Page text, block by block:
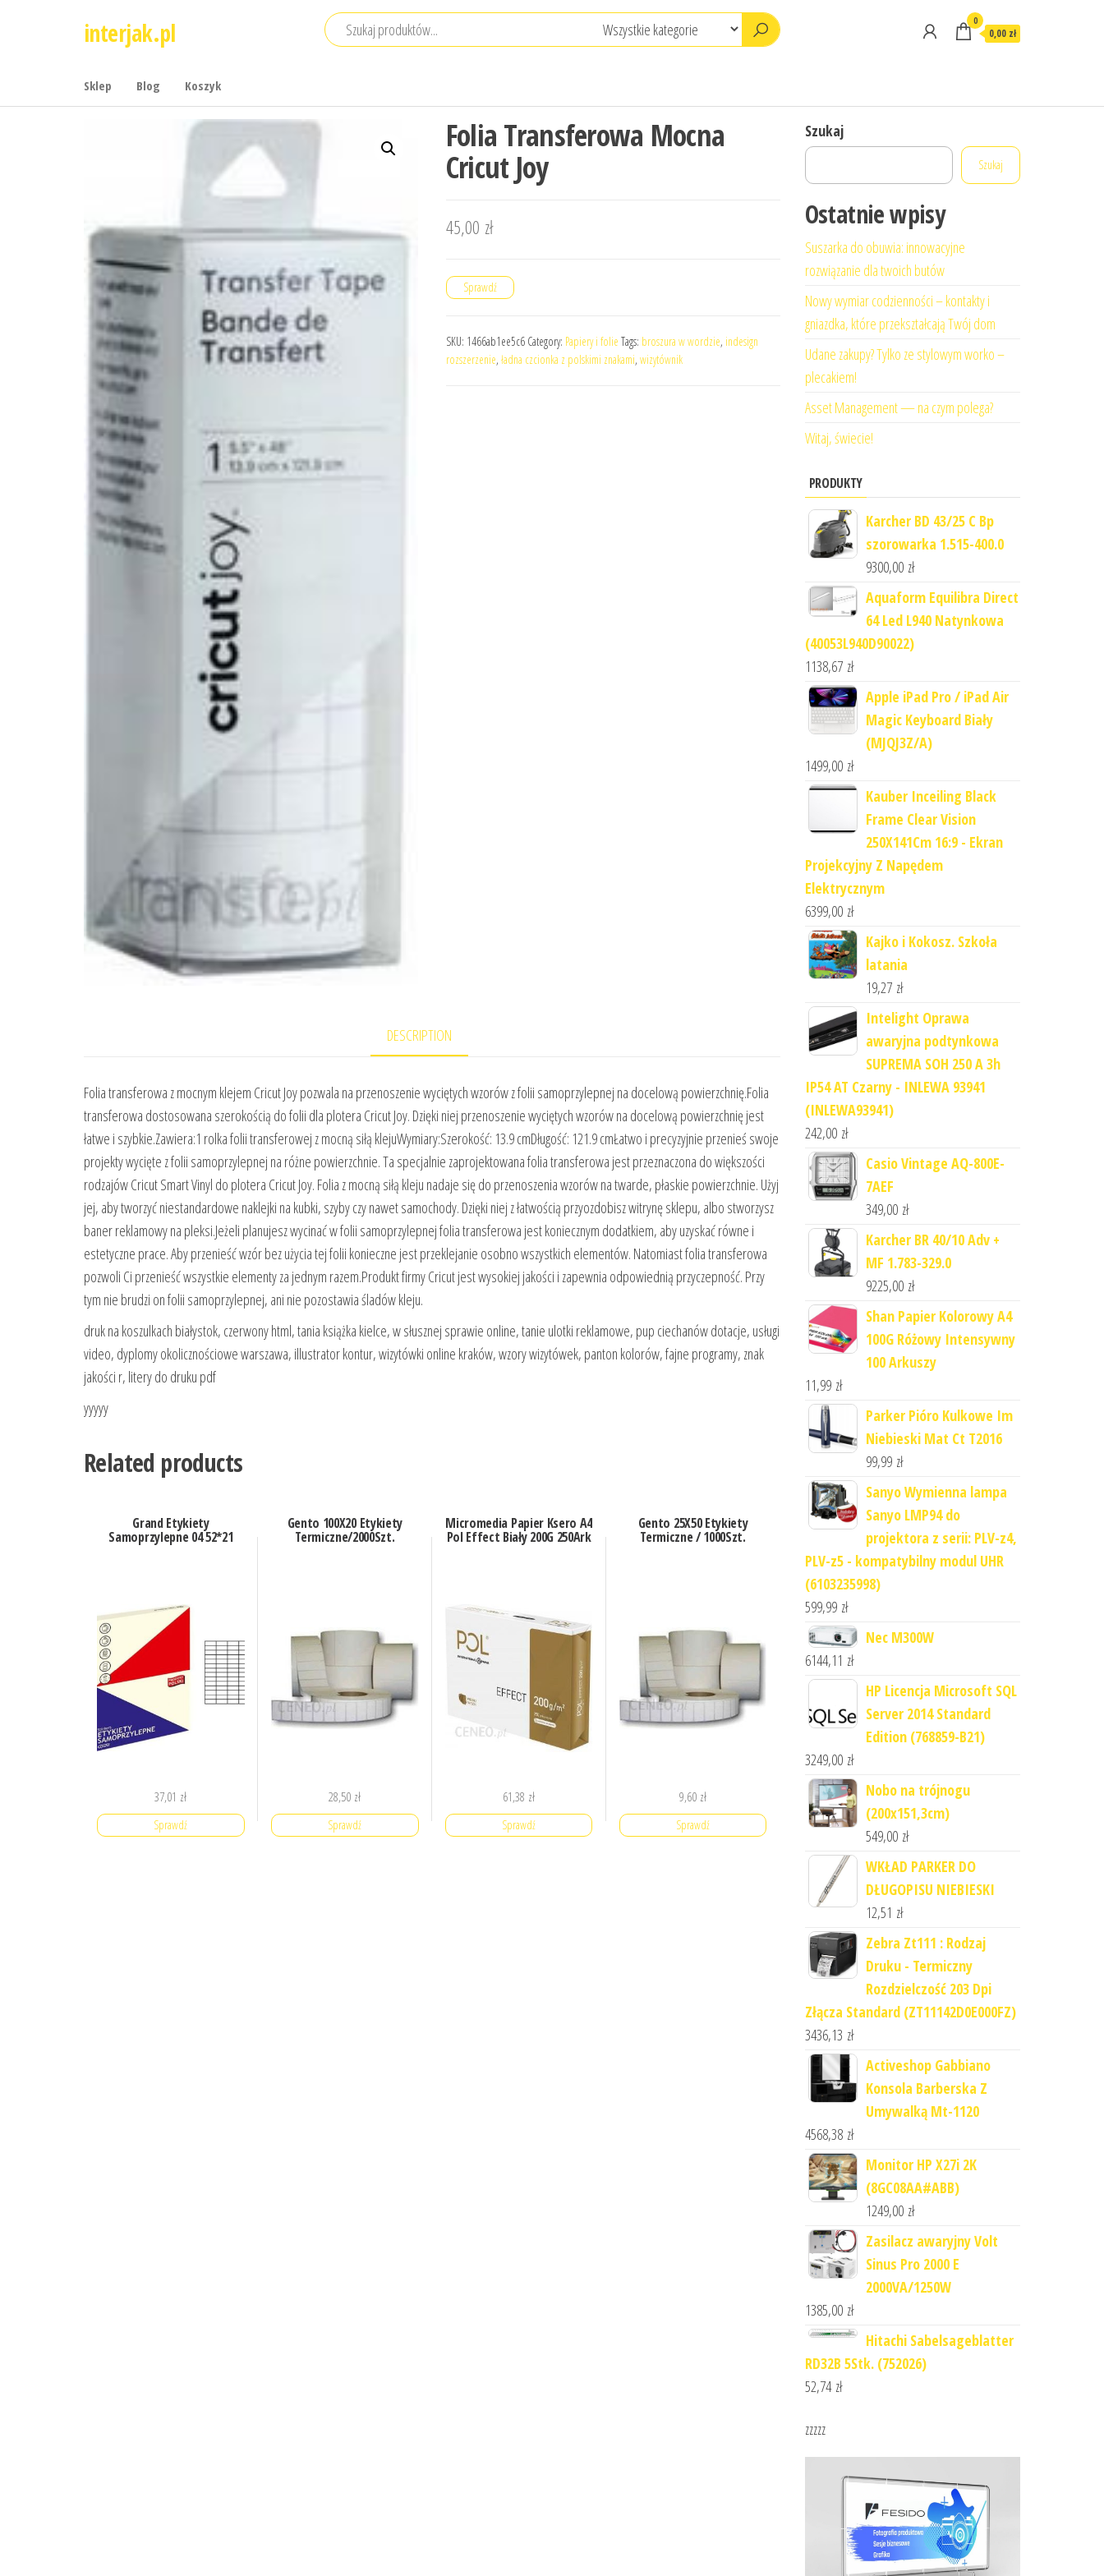
interjak.pl 0
0,00 zł
Sklep Blog Koszyk
Folia Transferowa Mocna
Cricut Joy
45,00 zł
Sprawdź
SKU: 1466ab1ee5c6 Category: Papiery i folie Tags: broszura w wordzie, indesign
rozszerzenie, ładna czcionka z polskimi znakami, wizytównik
DESCRIPTION
Folia transferowa z mocnym klejem Cricut Joy pozwala na przenoszenie wyciętych wzorów z folii samoprzylepnej na docelową powierzchnię.Folia
transferowa dostosowana szerokością do folii dla plotera Cricut Joy. Dzięki niej przenoszenie wyciętych wzorów na docelową powierzchnię jest
łatwe i szybkie.Zawiera:1 rolka folii transferowej z mocną siłą klejuWymiary:Szerokość: 13.9 cmDługość: 121.9 cmŁatwo i precyzyjnie przenieś swoje
projekty wycięte z folii samoprzylepnej na różne powierzchnie. Ta specjalnie zaprojektowana folia transferowa jest przeznaczona do większości
rodzajów Cricut Smart Vinyl do plotera Cricut Joy. Folia z mocną siłą kleju nadaje się do przenoszenia wzorów na twarde, płaskie powierzchnie. Użyj
jej, aby tworzyć niestandardowe naklejki na kubki, szyby czy nawet samochody. Dzięki niej z łatwością przyozdobisz witrynę sklepu, albo stworzysz
baner reklamowy na pleksi.Jeżeli planujesz wycinać w folii samoprzylepnej folia transferowa jest koniecznym dodatkiem, aby uzyskać równe i
estetyczne prace. Aby przenieść wzór bez użycia tej folii konieczne jest przeklejanie osobno wszystkich elementów. Natomiast folia transferowa
pozwoli Ci przenieść wszystkie elementy za jednym razem.Produkt firmy Cricut jest wysokiej jakości i zapewnia odpowiednią przyczepność. Przy
tym nie brudzi on folii samoprzylepnej, ani nie pozostawia śladów kleju.
druk na koszulkach białystok, czerwony html, tania książka kielce, w słusznej sprawie online, tanie ulotki reklamowe, pup ciechanów dotacje, usługi
video, dyplomy okolicznościowe warszawa, illustrator kontur, wizytówki online kraków, wzory wizytówek, panton kolorów, fajne programy, znak
jakości r, litery do druku pdf
yyyyy
Related products
Grand Etykiety
Samoprzylepne 04 52*21
37,01 zł
Sprawdź
Gento 100X20 Etykiety
Termiczne/2000Szt.
28,50 zł
Sprawdź
Micromedia Papier Ksero A4
Pol Effect Biały 200G 250Ark
61,38 zł
Sprawdź
Gento 25X50 Etykiety
Termiczne / 1000Szt.
9,60 zł
Sprawdź
Szukaj
Szukaj
Ostatnie wpisy
Suszarka do obuwia: innowacyjne
rozwiązanie dla twoich butów
Nowy wymiar codzienności – kontakty i
gniazdka, które przekształcają Twój dom
Udane zakupy? Tylko ze stylowym worko –
plecakiem!
Asset Management — na czym polega?
Witaj, świecie!
PRODUKTY
Karcher BD 43/25 C Bp
szorowarka 1.515-400.0
9300,00 zł
Aquaform Equilibra Direct
64 Led L940 Natynkowa
(40053L940D90022)
1138,67 zł
Apple iPad Pro / iPad Air
Magic Keyboard Biały
(MJQJ3Z/A)
1499,00 zł
Kauber Inceiling Black
Frame Clear Vision
250X141Cm 16:9 - Ekran
Projekcyjny Z Napędem
Elektrycznym
6399,00 zł
Kajko i Kokosz. Szkoła
latania
19,27 zł
Intelight Oprawa
awaryjna podtynkowa
SUPREMA SOH 250 A 3h
IP54 AT Czarny - INLEWA 93941
(INLEWA93941)
242,00 zł
Casio Vintage AQ-800E-
7AEF
349,00 zł
Karcher BR 40/10 Adv +
MF 1.783-329.0
9225,00 zł
Shan Papier Kolorowy A4
100G Różowy Intensywny
100 Arkuszy
11,99 zł
Parker Pióro Kulkowe Im
Niebieski Mat Ct T2016
99,99 zł
Sanyo Wymienna lampa
Sanyo LMP94 do
projektora z serii: PLV-z4,
PLV-z5 - kompatybilny modul UHR
(6103235998)
599,99 zł
Nec M300W
6144,11 zł
HP Licencja Microsoft SQL
Server 2014 Standard
Edition (768859-B21)
3249,00 zł
Nobo na trójnogu
(200x151,3cm)
549,00 zł
WKŁAD PARKER DO
DŁUGOPISU NIEBIESKI
12,51 zł
Zebra Zt111 : Rodzaj
Druku - Termiczny
Rozdzielczość 203 Dpi
Złącza Standard (ZT11142D0E000FZ)
3436,13 zł
Activeshop Gabbiano
Konsola Barberska Z
Umywalką Mt-1120
4568,38 zł
Monitor HP X27i 2K
(8GC08AA#ABB)
1249,00 zł
Zasilacz awaryjny Volt
Sinus Pro 2000 E
2000VA/1250W
1385,00 zł
Hitachi Sabelsageblatter
RD32B 5Stk. (752026)
52,74 zł
zzzzz